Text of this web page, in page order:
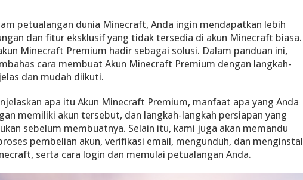
petualangan dunia Minecraft, Anda ingin mendapatkan lebih
dan fitur eksklusif yang tidak tersedia di akun Minecraft biasa.
Minecraft Premium hadir sebagai solusi. Dalam panduan ini,
cara membuat Akun Minecraft Premium dengan langkah-
dan mudah diikuti.
apa itu Akun Minecraft Premium, manfaat apa yang Anda
memiliki akun tersebut, dan langkah-langkah persiapan yang
sebelum membuatnya. Selain itu, kami juga akan memandu
pembelian akun, verifikasi email, mengunduh, dan menginstal
serta cara login dan memulai petualangan Anda.